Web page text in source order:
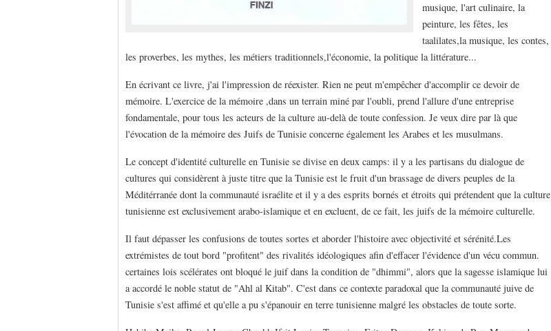
musique, l'art culinaire, la
peinture, les fêtes, les
taalilates,la musique, les contes,
les proverbes, les mythes, les métiers traditionnels,l'économie, la politique la littérature...
En écrivant ce livre, j'ai l'impression de réexister. Rien ne peut m'empêcher d'accomplir ce devoir de
mémoire. L'exercice de la mémoire ,dans un terrain miné par l'oubli, prend l'allure d'une entreprise
fondamentale, pour tous les acteurs de la culture au-delà de toute confession. Je veux dire par là que
l'évocation de la mémoire des Juifs de Tunisie concerne également les Arabes et les musulmans.
Le concept d'identité culturelle en Tunisie se divise en deux camps: il y a les partisans du dialogue de
cultures qui considèrent à juste titre que la Tunisie est le fruit d'un brassage de divers peuples de la
Méditérranée dont la communauté israélite et il y a des esprits bornés et étroits qui prétendent que la culture
tunisienne est exclusivement arabo-islamique et en excluent, de ce fait, les juifs de la mémoire culturelle.
Il faut dépasser les confusions de toutes sortes et aborder l'histoire avec objectivité et sérénité.Les
extrémistes de tout bord "profitent" des rivalités idéologiques afin d'effacer l'évidence d'un vécu commun.
certaines lois scélérates ont bloqué le juif dans la condition de "dhimmi", alors que la sagesse islamique lui
a accordé le noble statut de "Ahl al Kitab". C'est dans ce contexte paradoxal que la communauté juive de
Tunisie s'est affimé et qu'elle a pu s'épanouir en terre tunisienne malgré les obstacles de toute sorte.